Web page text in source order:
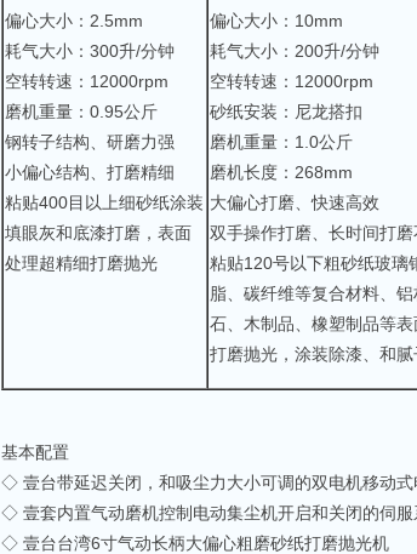
偏心大小：2.5mm
耗气大小：300升/分钟
空转转速：12000rpm
磨机重量：0.95公斤
钢转子结构、研磨力强
小偏心结构、打磨精细
粘贴400目以上细砂纸涂装
填眼灰和底漆打磨，表面
处理超精细打磨抛光
偏心大小：10mm
耗气大小：200升/分钟
空转转速：12000rpm
砂纸安装：尼龙搭扣
磨机重量：1.0公斤
磨机长度：268mm
大偏心打磨、快速高效
双手操作打磨、长时间打
粘贴120号以下粗砂纸玻璃
脂、碳纤维等复合材料、
石、木制品、橡塑制品等
打磨抛光，涂装除漆、和
基本配置
◇ 壹台带延迟关闭，和吸尘力大小可调的双电机移动
◇ 壹套内置气动磨机控制电动集尘机开启和关闭的伺服
◇ 壹台台湾6寸气动长柄大偏心粗磨砂纸打磨抛光机